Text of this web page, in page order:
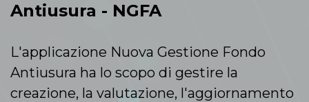
Antiusura - NGFA
L'applicazione Nuova Gestione Fondo
Antiusura ha lo scopo di gestire la
creazione, la valutazione, l'aggiornamento